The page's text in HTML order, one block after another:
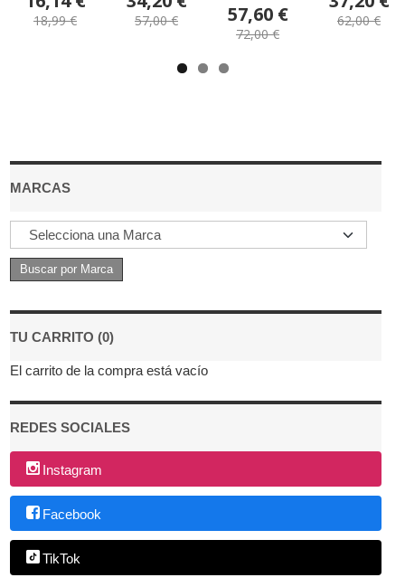
MARCAS
TU CARRITO (0)
El carrito de la compra está vacío
REDES SOCIALES
Instagram
Facebook
TikTok
18,99 € 57,00 € 57,60 €
72,00 €
62,00 €